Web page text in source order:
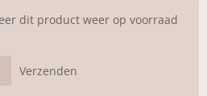
dit product weer op voorraad
Verzenden